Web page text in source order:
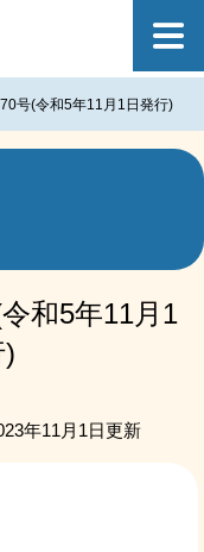
号(令和5年11月1日発行)
和5年11月1
)
年11月1日更新